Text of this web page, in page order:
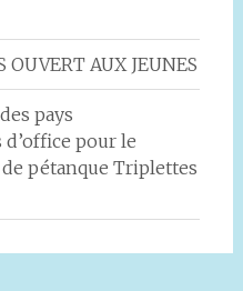
AUX JEUNES
pays
pour le
pétanque Triplettes